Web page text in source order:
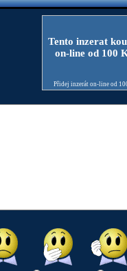
Tento inzerat
on-line od 100
Přidej inzerát on-line od